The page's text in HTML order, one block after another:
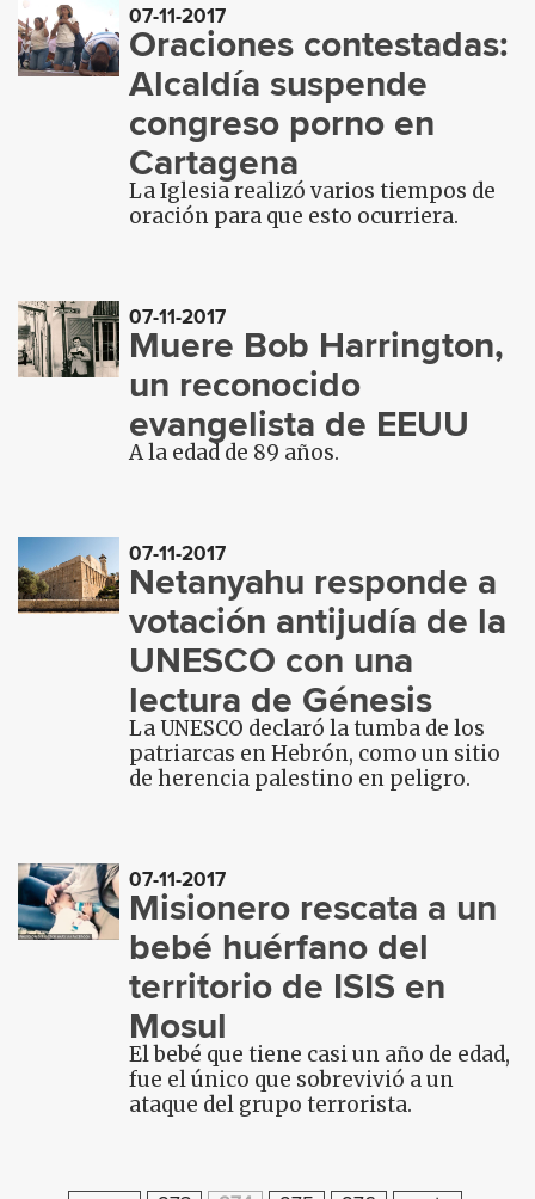
07-11-2017
Oraciones contestadas:
Alcaldía suspende
congreso porno en
Cartagena
La Iglesia realizó varios tiempos de
oración para que esto ocurriera.
07-11-2017
Muere Bob Harrington,
un reconocido
evangelista de EEUU
A la edad de 89 años.
07-11-2017
Netanyahu responde a
votación antijudía de la
UNESCO con una
lectura de Génesis
La UNESCO declaró la tumba de los
patriarcas en Hebrón, como un sitio
de herencia palestino en peligro.
07-11-2017
Misionero rescata a un
bebé huérfano del
territorio de ISIS en
Mosul
El bebé que tiene casi un año de edad,
fue el único que sobrevivió a un
ataque del grupo terrorista.